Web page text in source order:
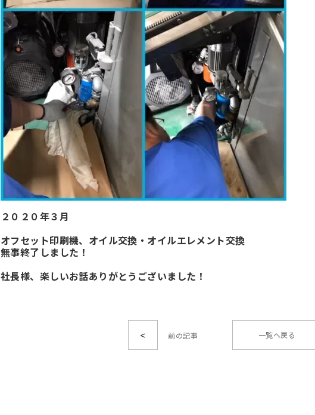
２０２０年３月
オフセット印刷機、オイル交換・オイルエレメント交換
無事終了しました！
社長様、楽しいお話ありがとうございました！
< 一覧へ戻る